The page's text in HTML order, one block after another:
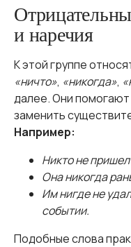
и наречия
К этой группе
«ничто», «никогда»,
далее. Они помогают
заменить
Например:
Никто не
Она никогда
Им нигде не
событии.
Подобные слова